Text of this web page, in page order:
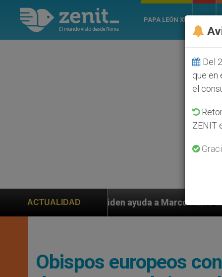
PAPA LEÓN XIV
ACTUALIDAD
piden ayuda a Marco Rubio ante persecución de
Obispos europeos
Del
que en
el
ZENIT